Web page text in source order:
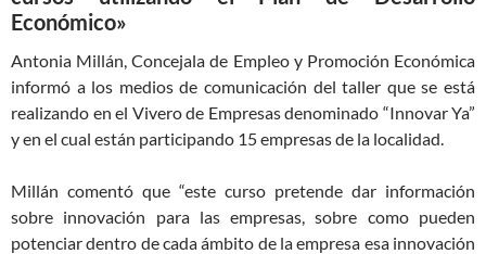
Económico»
Antonia Millán, Concejala de Empleo y Promoción Económica
informó a los medios de comunicación del taller que se está
realizando en el Vivero de Empresas denominado “Innovar Ya”
y en el cual están participando 15 empresas de la localidad.
Millán comentó que “este curso pretende dar información
sobre innovación para las empresas, sobre como pueden
potenciar dentro de cada ámbito de la empresa esa innovación